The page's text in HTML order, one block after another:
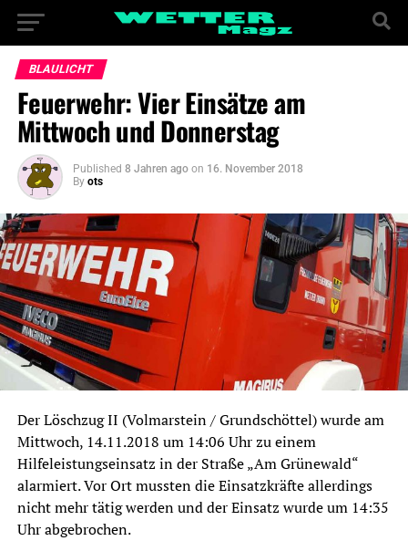
BLAULICHT
Feuerwehr: Vier Einsätze am
Mittwoch und Donnerstag
Published 8 Jahren ago on 16. November 2018
By ots
Der Löschzug II (Volmarstein / Grundschöttel) wurde am
Mittwoch, 14.11.2018 um 14:06 Uhr zu einem
Hilfeleistungseinsatz in der Straße „Am Grünewald“
alarmiert. Vor Ort mussten die Einsatzkräfte allerdings
nicht mehr tätig werden und der Einsatz wurde um 14:35
Uhr abgebrochen.